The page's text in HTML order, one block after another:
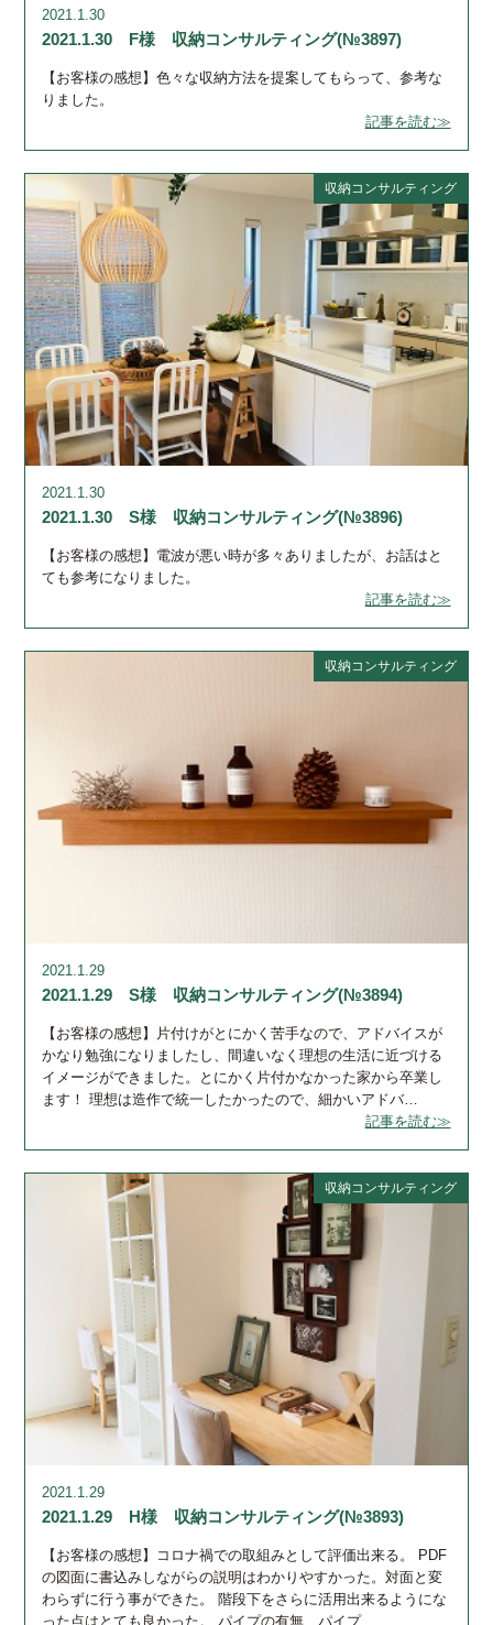
2021.1.30
2021.1.30 F様 収納コンサルティング(№3897)
【お客様の感想】色々な収納方法を提案してもらって、参考な
りました。
記事を読む≫
収納コンサルティング
2021.1.30
2021.1.30 S様 収納コンサルティング(№3896)
【お客様の感想】電波が悪い時が多々ありましたが、お話はと
ても参考になりました。
記事を読む≫
収納コンサルティング
2021.1.29
2021.1.29 S様 収納コンサルティング(№3894)
【お客様の感想】片付けがとにかく苦手なので、アドバイスが
かなり勉強になりましたし、間違いなく理想の生活に近づける
イメージができました。とにかく片付かなかった家から卒業し
ます！ 理想は造作で統一したかったので、細かいアドバ…
記事を読む≫
収納コンサルティング
2021.1.29
2021.1.29 H様 収納コンサルティング(№3893)
【お客様の感想】コロナ禍での取組みとして評価出来る。 PDF
の図面に書込みしながらの説明はわかりやすかった。対面と変
わらずに行う事ができた。 階段下をさらに活用出来るようにな
った点はとても良かった。 パイプの有無、パイプ…